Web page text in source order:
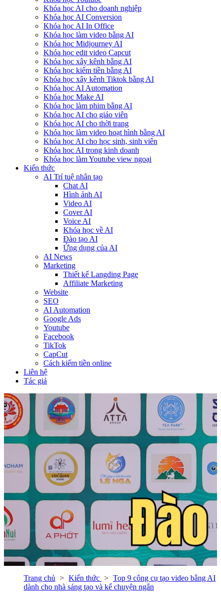
Khóa học AI cho doanh nghiệp
Khóa học AI Conversion
Khóa học AI In Office
Khóa học làm video bằng AI
Khóa học Midjourney AI
Khóa học edit video Capcut
Khóa học xây kênh bằng AI
Khóa học kiếm tiền bằng AI
Khóa học xây kênh Tiktok bằng AI
Khóa học AI Automation
Khóa học Make AI
Khóa học làm phim bằng AI
Khóa học AI cho giáo viên
Khóa học AI cho thời trang
Khóa học làm video hoạt hình bằng AI
Khóa học AI cho học sinh, sinh viên
Khóa hoc AI trong kinh doanh
Khóa học làm Youtube view ngoại
Kiến thức
AI Trí tuệ nhân tạo
Chat AI
Hình ảnh AI
Video AI
Cover AI
Voice AI
Khóa học về AI
Đào tạo AI
Ứng dụng của AI
AI News
Marketing
Thiết kế Langding Page
Affiliate Marketing
Website
SEO
AI Automation
Google Ads
Youtube
Facebook
TikTok
CapCut
Cách kiếm tiền online
Liên hệ
Tác giả
Trang chủ Kiến thức
Top 9 công cụ tạo video bằng AI
dành cho nhà sáng tạo và kể chuyện ngắn